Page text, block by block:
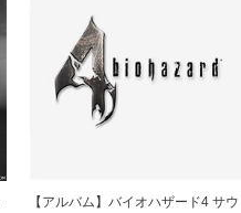
【アルバム】バイオハザード4 サウ